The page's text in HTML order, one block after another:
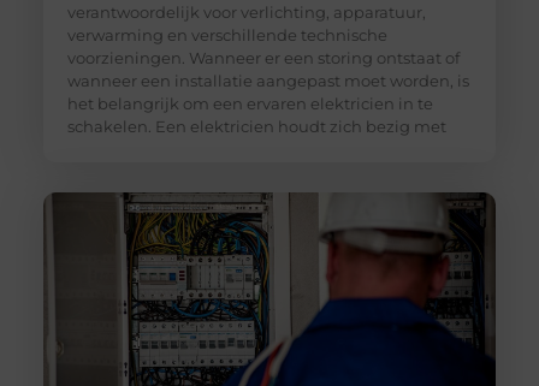
verantwoordelijk voor verlichting, apparatuur,
verwarming en verschillende technische
voorzieningen. Wanneer er een storing ontstaat of
wanneer een installatie aangepast moet worden, is
het belangrijk om een ervaren elektricien in te
schakelen. Een elektricien houdt zich bezig met